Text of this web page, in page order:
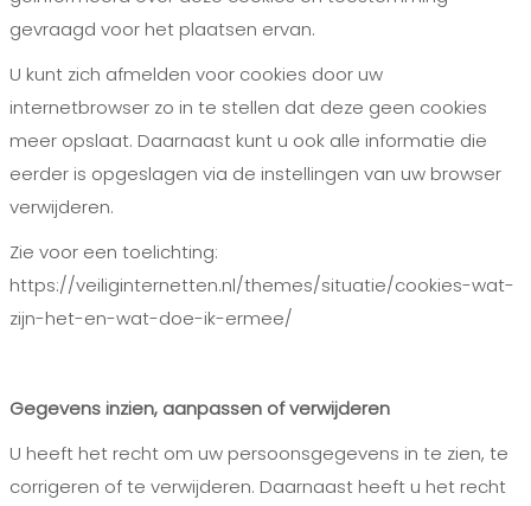
gevraagd voor het plaatsen ervan.
U kunt zich afmelden voor cookies door uw
internetbrowser zo in te stellen dat deze geen cookies
meer opslaat. Daarnaast kunt u ook alle informatie die
eerder is opgeslagen via de instellingen van uw browser
verwijderen.
Zie voor een toelichting:
https://veiliginternetten.nl/themes/situatie/cookies-wat-
zijn-het-en-wat-doe-ik-ermee/
Gegevens inzien, aanpassen of verwijderen
U heeft het recht om uw persoonsgegevens in te zien, te
corrigeren of te verwijderen. Daarnaast heeft u het recht